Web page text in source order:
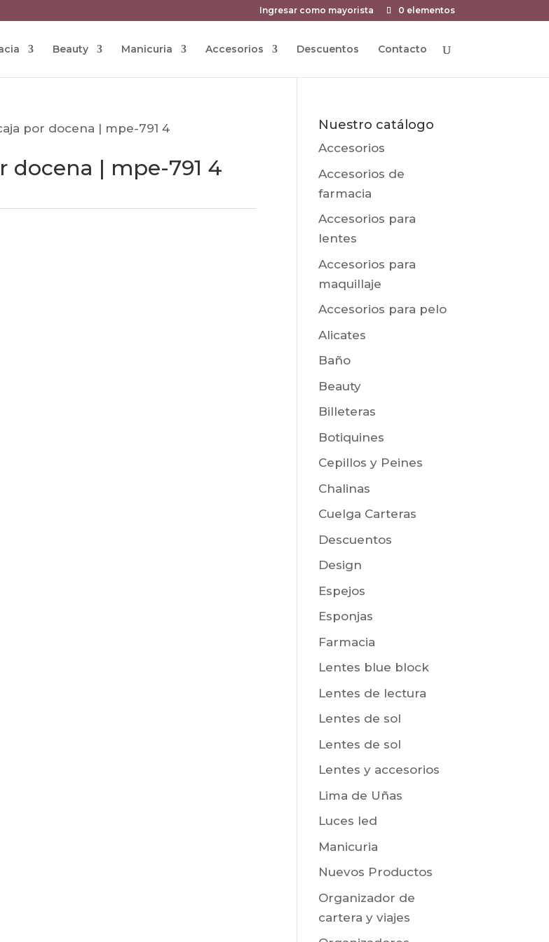
Ingresar como mayorista 0 elementos
Beauty Manicuria Accesorios Descuentos Contacto
por docena | mpe-791 4
docena | mpe-791 4
Nuestro catálogo
Accesorios
Accesorios de
farmacia
Accesorios para
lentes
Accesorios para
maquillaje
Accesorios para pelo
Alicates
Baño
Beauty
Billeteras
Botiquines
Cepillos y Peines
Chalinas
Cuelga Carteras
Descuentos
Design
Espejos
Esponjas
Farmacia
Lentes blue block
Lentes de lectura
Lentes de sol
Lentes de sol
Lentes y accesorios
Lima de Uñas
Luces led
Manicuria
Nuevos Productos
Organizador de
cartera y viajes